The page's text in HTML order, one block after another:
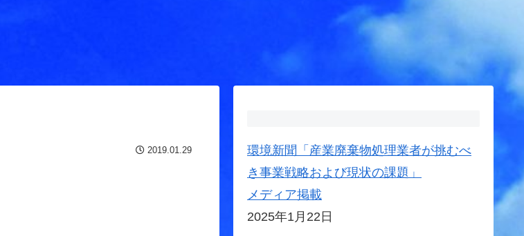
2019.01.29
環境新聞「産業廃棄物処理業者が挑むべ
き事業戦略および現状の課題」
メディア掲載
2025年1月22日